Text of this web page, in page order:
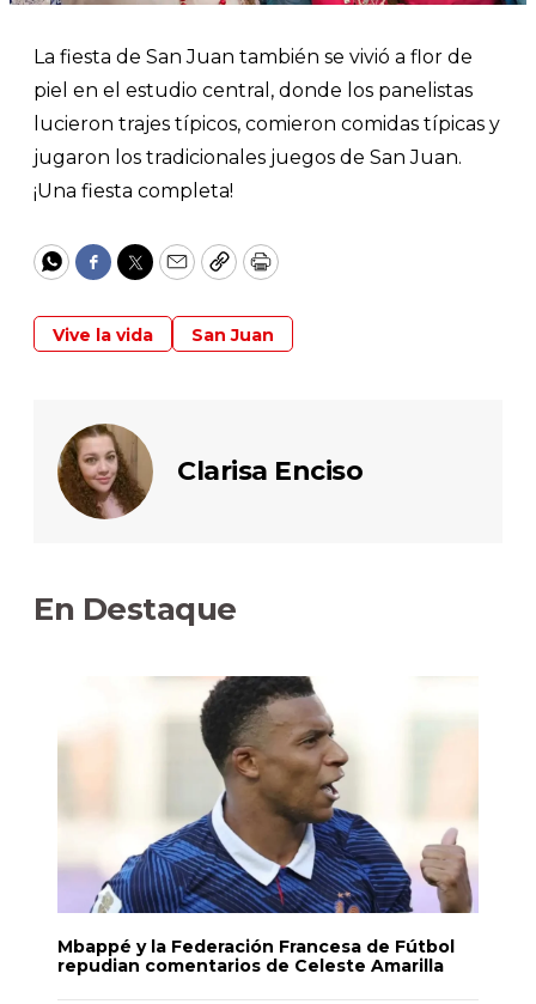
La fiesta de San Juan también se vivió a flor de
piel en el estudio central, donde los panelistas
lucieron trajes típicos, comieron comidas típicas y
jugaron los tradicionales juegos de San Juan.
¡Una fiesta completa!
WhatsApp
Facebook
Twitter
EmailCopyPrint
Vive la vida San Juan
Clarisa Enciso
En Destaque
Mbappé y la Federación Francesa de Fútbol
repudian comentarios de Celeste Amarilla